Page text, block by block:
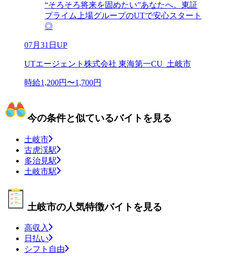
“そろそろ将来を固めたい”あなたへ。東証
プライム上場グループのUTで安心スタート
◎
07月31日UP
UTエージェント株式会社 東海第一CU_土岐市
時給1,200円〜1,700円
今の条件と似ているバイトを見る
土岐市
古虎渓駅
多治見駅
土岐市駅
土岐市の人気特徴バイトを見る
高収入
日払い
シフト自由